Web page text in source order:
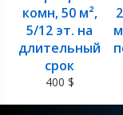
комн, 50 м²,
5/12 эт. на
длительный
срок
400 $